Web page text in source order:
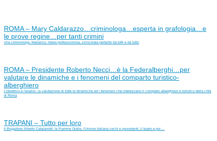
ROMA – Mary Caldarazzo…criminologa…esperta in grafologia…e
le prove regine…per tanti crimini
Una criminologa, freelance, libera professionista, svincolata pertanto da tutti e da tutto
ROMA – Presidente Roberto Necci…è la Federalberghi…per
valutare le dinamiche e i fenomeni del comparto turistico-
alberghiero
L'obiettivo è l'analisi, la valutazione di tutte le dinamiche ed i fenomeni che interessano il comparto alberghiero e turistico della città
di Roma
TRAPANI – Tutto per loro
Il Brigadiere Alberto Catalanotti: le Fiamme Gialle, l'Unione italiana cechi e ipovedenti, il teatro e poi ...